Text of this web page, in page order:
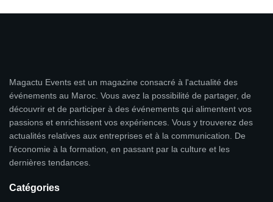
Magactu Events est un magazine consacré à l'actualité des
événements au Maroc. Vous avez la possibilité de partager, de
découvrir et de participer à des événements qui alimentent vos
passions et enrichissent vos expériences. Vous y trouverez des
actualités relatives aux entreprises et à la communication. De
l'économie à la formation, en passant par la culture et les
dernières tendances.
Catégories